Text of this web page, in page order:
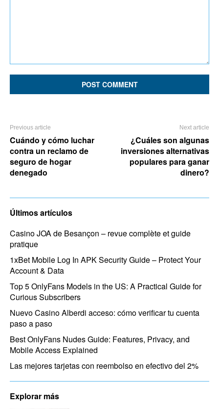
Previous article
Cuándo y cómo luchar
contra un reclamo de
seguro de hogar
denegado
Next article
¿Cuáles son algunas
inversiones alternativas
populares para ganar
dinero?
Últimos artículos
Casino JOA de Besançon – revue complète et guide
pratique
1xBet Mobile Log In APK Security Guide – Protect Your
Account & Data
Top 5 OnlyFans Models in the US: A Practical Guide for
Curious Subscribers
Nuevo Casino Alberdi acceso: cómo verificar tu cuenta
paso a paso
Best OnlyFans Nudes Guide: Features, Privacy, and
Mobile Access Explained
Las mejores tarjetas con reembolso en efectivo del 2%
Explorar más